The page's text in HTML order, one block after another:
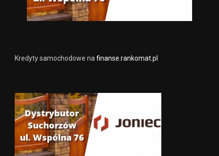
Kredyty samochodowe na finanse.rankomat.pl